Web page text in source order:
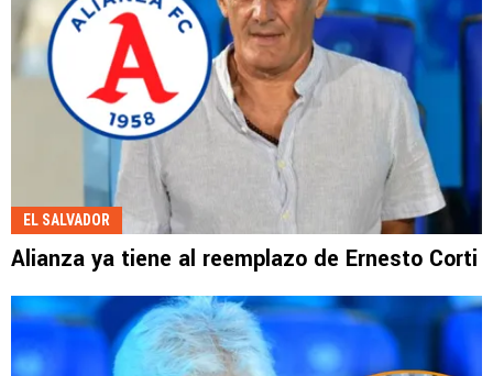
EL SALVADOR
Alianza ya tiene al reemplazo de Ernesto Corti